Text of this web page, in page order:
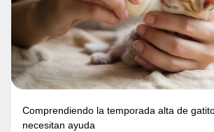
Comprendiendo la temporada alta de
necesitan ayuda